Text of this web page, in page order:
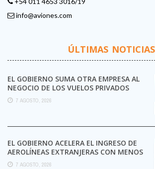
info@aviones.com
ÚLTIMAS NOTICIAS
EL GOBIERNO SUMA OTRA EMPRESA AL
NEGOCIO DE LOS VUELOS PRIVADOS
7 AGOSTO, 2026
EL GOBIERNO ACELERA EL INGRESO DE
AEROLÍNEAS EXTRANJERAS CON MENOS
TRÁMITES
7 AGOSTO, 2026